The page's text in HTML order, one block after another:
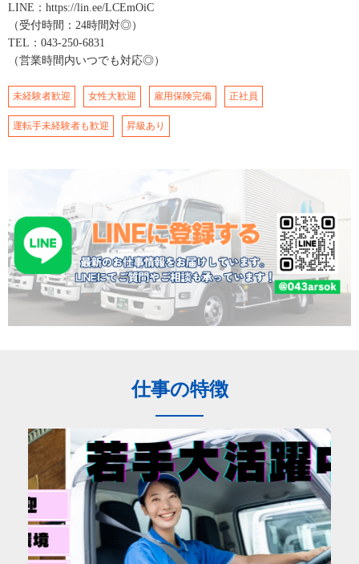
LINE：https://lin.ee/LCEmOiC
（受付時間：24時間対◎）
TEL：043-250-6831
（営業時間内いつでも対応◎）
未経験者歓迎 女性大歓迎 雇用保険完備 正社員
運転手未経験者も歓迎 昇級あり
仕事の特徴